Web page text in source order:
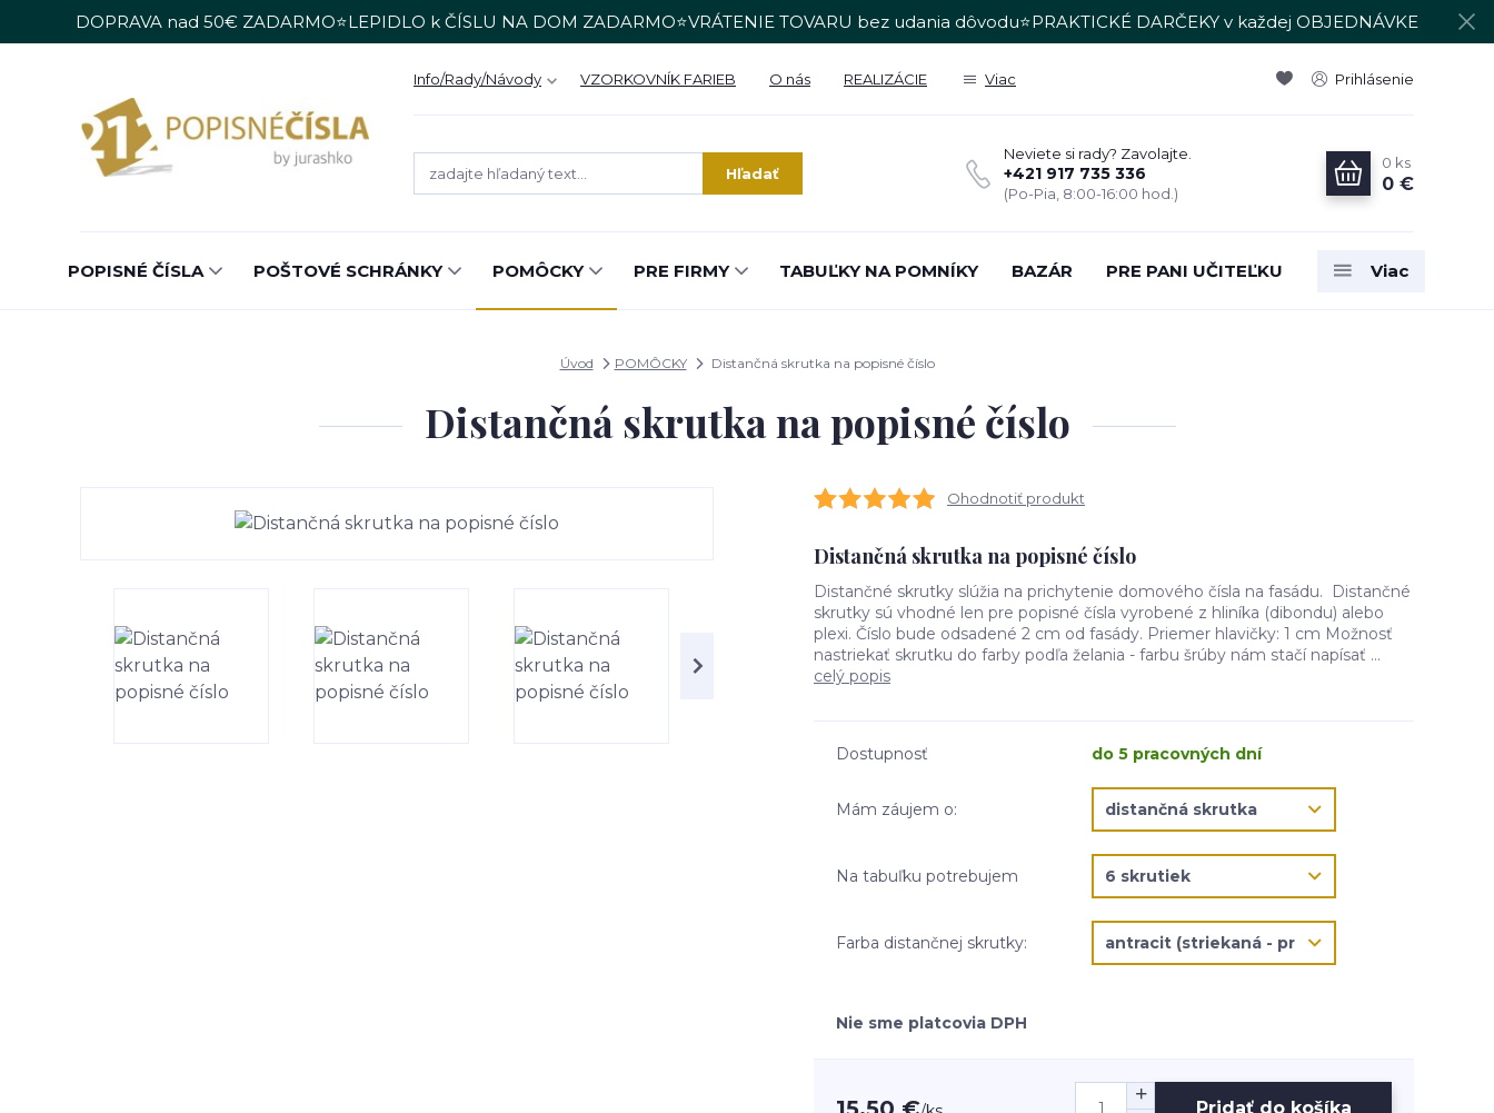
DOPRAVA nad 50€ ZADARMO⭐LEPIDLO k ČÍSLU NA DOM ZADARMO⭐VRÁTENIE TOVARU bez udania dôvodu⭐PRAKTICKÉ DARČEKY v každej OBJEDNÁVKE
Info/Rady/Návody VZORKOVNÍK FARIEB O nás REALIZÁCIE Viac Prihlásenie
Hľadať
Neviete si rady? Zavolajte.
+421 917 735 336
(Po-Pia, 8:00-16:00 hod.)
0 ks
0 €
POPISNÉ ČÍSLA POŠTOVÉ SCHRÁNKY POMÔCKY PRE FIRMY TABUĽKY NA POMNÍKY BAZÁR PRE PANI UČITEĽKU Viac
Úvod POMÔCKY Distančná skrutka na popisné číslo
Distančná skrutka na popisné číslo
Ohodnotiť produkt
Distančná skrutka na popisné číslo
Distančné skrutky slúžia na prichytenie domového čísla na fasádu. Distančné
skrutky sú vhodné len pre popisné čísla vyrobené z hliníka (dibondu) alebo
plexi. Číslo bude odsadené 2 cm od fasády. Priemer hlavičky: 1 cm Možnosť
nastriekať skrutku do farby podľa želania - farbu šrúby nám stačí napísať ...
celý popis
Dostupnosť do 5 pracovných dní
Mám záujem o:
Na tabuľku potrebujem
Farba distančnej skrutky:
Nie sme platcovia DPH
Pridať do košíka